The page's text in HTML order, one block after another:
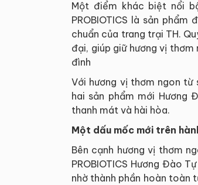
Một điểm khác biệt nổi
PROBIOTICS là sản
chuẩn của trang trại TH.
đại, giúp giữ hương vị
đình
Với hương vị thơm ngon từ
hai sản phẩm mới Hương
thanh mát và hài hòa.
Một dấu mốc mới trên
Bên cạnh hương vị thơm
PROBIOTICS Hương Đào
nhờ thành phần hoàn toàn